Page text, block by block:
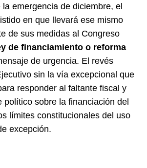
emergencia de diciembre, el
en que llevará ese mismo
de sus medidas al Congreso
de financiamiento o reforma
de urgencia. El revés
sin la vía excepcional que
responder al faltante fiscal y
político sobre la financiación del
límites constitucionales del uso
excepción.